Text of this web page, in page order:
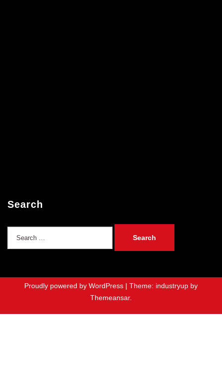
Search
Proudly powered by WordPress | Theme: industryup by
Themeansar.